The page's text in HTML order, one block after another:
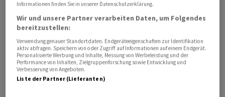
​Hauptgrund seien projektbedingte Verschiebungen im
Segment Grüner Wasserstoff und temporär geringere
Neubestellungen im Chlor-Alkali-Geschäft gewesen. Der
Konzernumsatz sei um 44 Prozent auf ‌147 Millionen
Euro geschrumpft. Das Ergebnis vor Zinsen und Steuern
(Ebit) habe minus vier Millionen Euro ​betragen nach
Informationen finden Sie in unserer Datenschutzerklärung.
Wir und unsere Partner verarbeiten Daten, um Folgendes
bereitzustellen:
Verwendung genauer Standortdaten. Endgeräteeigenschaften zur Identifikation
aktiv abfragen. Speichern von oder Zugriff auf Informationen auf einem Endgerät.
Personalisierte Werbung und Inhalte, Messung von Werbeleistung und der
Performance von Inhalten, Zielgruppenforschung sowie Entwicklung und
Verbesserung von Angeboten.
Liste der Partner (Lieferanten)